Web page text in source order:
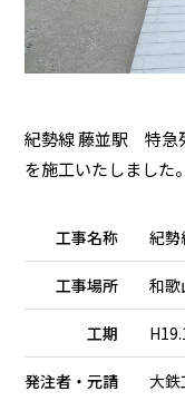
紀勢線 藤並駅 特急
を施工いたしました。
工事名称 紀
工事場所 和
工期
発注者・元請 大鉄